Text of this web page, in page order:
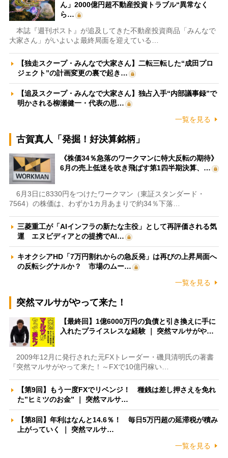
ん」2000億円超不動産投資トラブル“異常なく
ら…
本誌『週刊ポスト』が追及してきた不動産投資商品「みんなで
大家さん」がいよいよ最終局面を迎えている…
【独走スクープ・みんなで大家さん】二転三転した“成田プロ
ジェクト”の計画変更の裏で起き…
【追及スクープ・みんなで大家さん】独占入手“内部議事録”で
明かされる柳瀬健一・代表の思…
一覧を見る
古賀真人「発掘！好決算銘柄」
《株価34％急落のワークマンに特大反転の期待》
6月の売上低迷を吹き飛ばす第1四半期決算、…
6月3日に8330円をつけたワークマン（東証スタンダード・
7564）の株価は、わずか1カ月あまりで約34％下落…
三菱重工が「AIインフラの新たな主役」として再評価される気
運 エヌビディアとの提携でAI…
キオクシアHD「7万円割れからの急反発」は再びの上昇局面へ
の反転シグナルか？ 市場のムー…
一覧を見る
突然マルサがやって来た！
【最終回】1億6000万円の負債と引き換えに手に
入れたプライスレスな経験 ｜ 突然マルサがや…
2009年12月に発行された元FXトレーダー・磯貝清明氏の著書
『突然マルサがやって来た！～FXで10億円稼い…
【第9回】もう一度FXでリベンジ！ 種銭は差し押さえを免れ
た”ヒミツのお金” ｜ 突然マルサ…
【第8回】年利はなんと14.6％！ 毎日5万円超の延滞税が積み
上がっていく ｜ 突然マルサ…
一覧を見る